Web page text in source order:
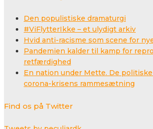
Den populistiske dramaturgi
#ViFlytterIkke – et ulydigt arkiv
Hvid anti-racisme som scene for
Pandemien kalder til kamp for
retfærdighed
En nation under Mette. De
corona-krisens rammesætning
Find os på Twitter